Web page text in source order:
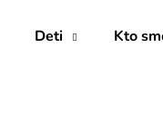
Deti Kto